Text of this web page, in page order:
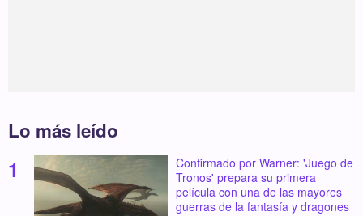
Lo más leído
Confirmado por Warner: 'Juego de
Tronos' prepara su primera
película con una de las mayores
guerras de la fantasía y dragones